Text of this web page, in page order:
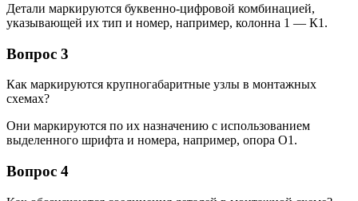
Детали маркируются буквенно-цифровой комбинацией,
указывающей их тип и номер, например, колонна 1 — К1.
Вопрос 3
Как маркируются крупногабаритные узлы в монтажных
схемах?
Они маркируются по их назначению с использованием
выделенного шрифта и номера, например, опора О1.
Вопрос 4